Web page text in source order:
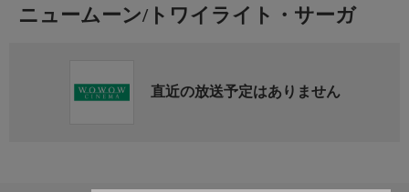
ニュームーン/トワイライト・サーガ
直近の放送予定はありません